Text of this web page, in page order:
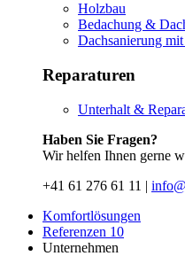
Holzbau
Bedachung &
Dachsanierung
Reparaturen
Unterhalt &
Haben Sie Fragen?
Wir helfen Ihnen gerne
+41 61 276 61 11 |
Komfortlösungen
Referenzen 10
Unternehmen